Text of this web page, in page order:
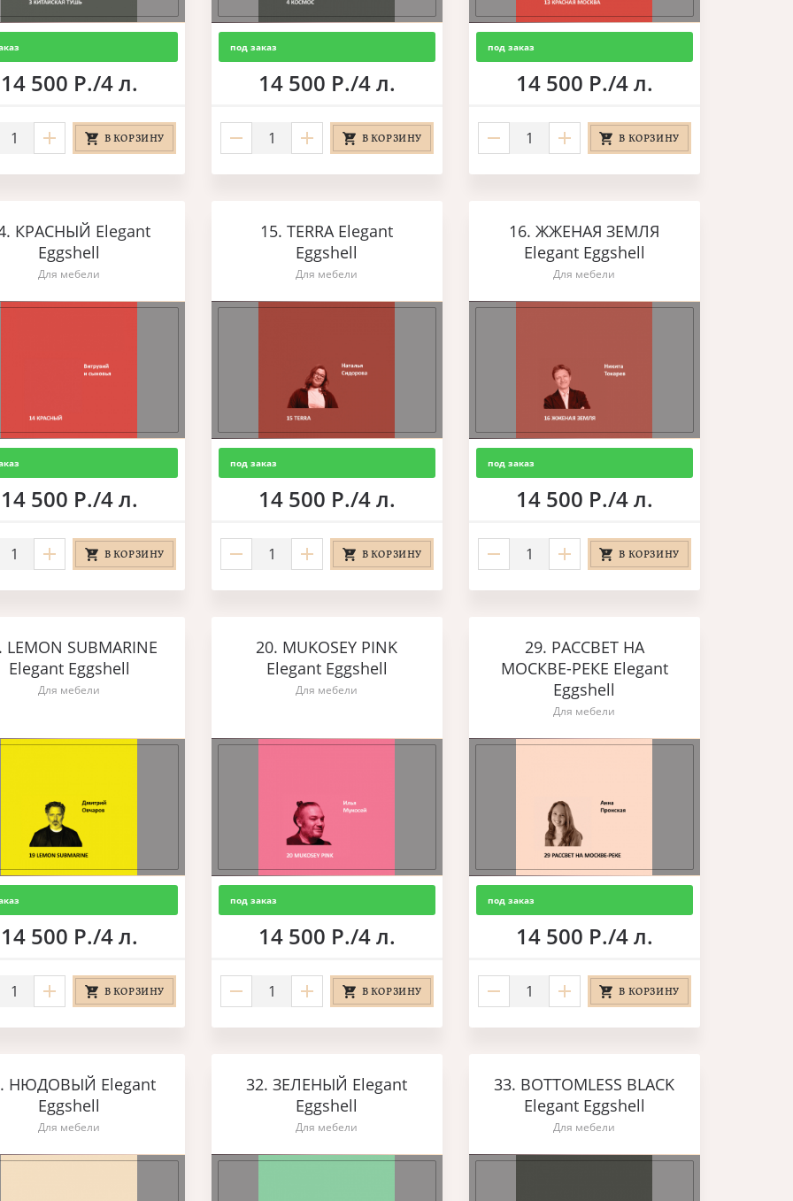
14 500 Р./4 л.
В КОРЗИНУ
под заказ
14 500 Р./4 л.
В КОРЗИНУ
под заказ
14 500 Р./4 л.
В КОРЗИНУ
КРАСНЫЙ Elegant
Eggshell
Для мебели
14 500 Р./4 л.
В КОРЗИНУ
15. TERRA Elegant
Eggshell
Для мебели
под заказ
14 500 Р./4 л.
В КОРЗИНУ
16. ЖЖЕНАЯ ЗЕМЛЯ
Elegant Eggshell
Для мебели
под заказ
14 500 Р./4 л.
В КОРЗИНУ
LEMON SUBMARINE
Elegant Eggshell
Для мебели
14 500 Р./4 л.
В КОРЗИНУ
20. MUKOSEY PINK
Elegant Eggshell
Для мебели
под заказ
14 500 Р./4 л.
В КОРЗИНУ
29. РАССВЕТ НА
МОСКВЕ-РЕКЕ Elegant
Eggshell
Для мебели
под заказ
14 500 Р./4 л.
В КОРЗИНУ
НЮДОВЫЙ Elegant
Eggshell
Для мебели
32. ЗЕЛЕНЫЙ Elegant
Eggshell
Для мебели
33. BOTTOMLESS BLACK
Elegant Eggshell
Для мебели